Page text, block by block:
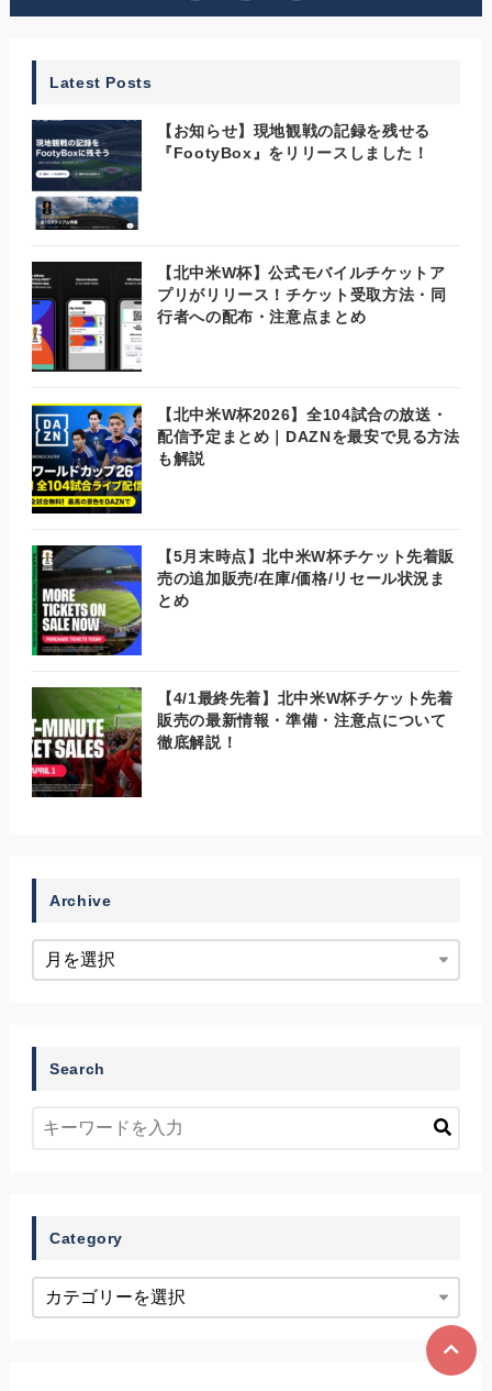
Latest Posts
【お知らせ】現地観戦の記録を残せる
『FootyBox』をリリースしました！
【北中米W杯】公式モバイルチケットア
プリがリリース！チケット受取方法・同
行者への配布・注意点まとめ
【北中米W杯2026】全104試合の放送・
配信予定まとめ｜DAZNを最安で見る方法
も解説
【5月末時点】北中米W杯チケット先着販
売の追加販売/在庫/価格/リセール状況ま
とめ
【4/1最終先着】北中米W杯チケット先着
販売の最新情報・準備・注意点について
徹底解説！
Archive
Search
Category